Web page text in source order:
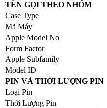
TÊN GỌI THEO NHÓM
Case Type
Mã Máy
Apple Model No
Form Factor
Apple Subfamily
Model ID
PIN VÀ THỜI LƯỢNG PIN
Loại Pin
Thời Lượng Pin